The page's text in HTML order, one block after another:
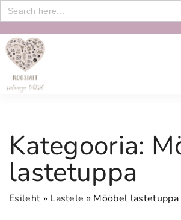
Search
for:
Kategooria:
lastetuppa
Esileht » Lastele » Mööbel lastetuppa